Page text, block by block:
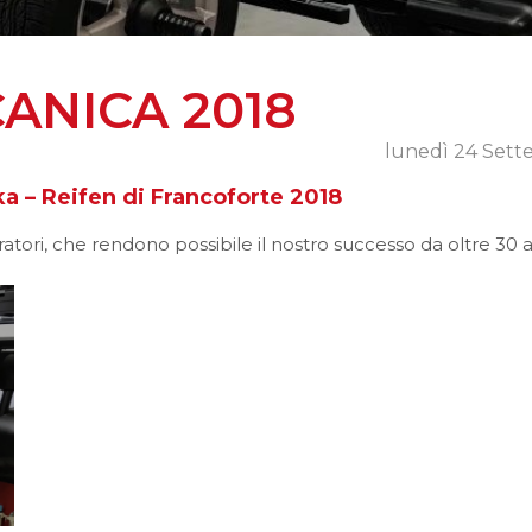
Colonne
2018
lunedì 24
– Reifen di Francoforte 2018
che rendono possibile il nostro successo da oltre 30